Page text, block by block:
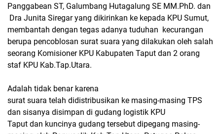
Panggabean ST, Galumbang Hutagalung SE MM.PhD. dan
Dra Junita Siregar yang dikirinkan ke kepada KPU Sumut,
membantah dengan tegas adanya tuduhan kecurangan
berupa pencoblosan surat suara yang dilakukan oleh salah
seorang Komisioner KPU Kabupaten Taput dan 2 orang
staf KPU Kab.Tap.Utara.
Adalah tidak benar karena
surat suara telah didistribusikan ke masing-masing TPS
dan sisanya disimpan di gudang logistik KPU
Taput dan kuncinya gudang tersebut dipegang masing-